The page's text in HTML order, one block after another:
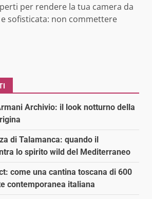
per rendere la tua camera da
sofisticata: non commettere
Archivio: il look notturno della
di Talamanca: quando il
lo spirito wild del Mediterraneo
come una cantina toscana di 600
contemporanea italiana